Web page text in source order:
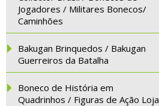
Jogadores / Militares Bonecos/
Caminhões
Bakugan Brinquedos / Bakugan
Guerreiros da Batalha
Boneco de História em
Quadrinhos / Figuras de Ação Loja